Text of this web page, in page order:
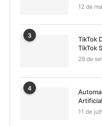
12 de
3
TikTok
TikTok
29 de
4
11 de